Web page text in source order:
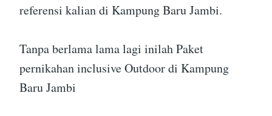
referensi kalian di Kampung Baru Jambi.
Tanpa berlama lama lagi inilah Paket
pernikahan inclusive Outdoor di Kampung
Baru Jambi